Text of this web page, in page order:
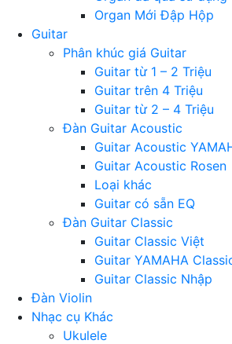
Organ Mới Đập Hộp
Guitar
Phân khúc giá Guitar
Guitar từ 1 – 2 Triệu
Guitar trên 4 Triệu
Guitar từ 2 – 4 Triệu
Đàn Guitar Acoustic
Guitar Acoustic
Guitar Acoustic Rosen
Loại khác
Guitar có sẵn EQ
Đàn Guitar Classic
Guitar Classic Việt
Guitar YAMAHA
Guitar Classic Nhập
Đàn Violin
Nhạc cụ Khác
Ukulele